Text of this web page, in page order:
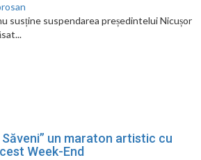
susține suspendarea președintelui Nicușor
Săveni” un maraton artistic cu
Week-End